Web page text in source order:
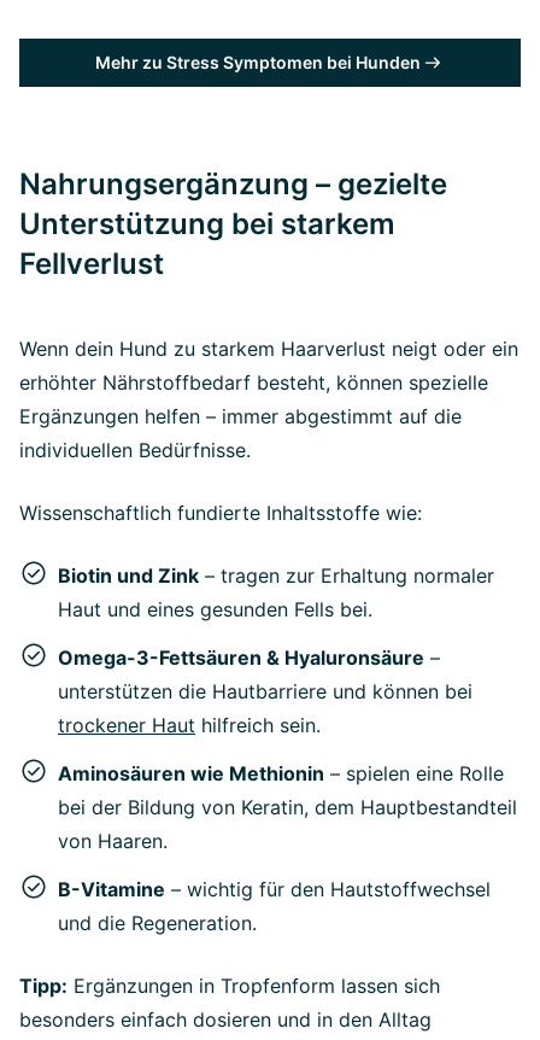
Mehr zu Stress Symptomen bei Hunden
Nahrungsergänzung – gezielte
Unterstützung bei starkem
Fellverlust
Wenn dein Hund zu starkem Haarverlust neigt oder ein
erhöhter Nährstoffbedarf besteht, können spezielle
Ergänzungen helfen – immer abgestimmt auf die
individuellen Bedürfnisse.
Wissenschaftlich fundierte Inhaltsstoffe wie:
Biotin und Zink – tragen zur Erhaltung normaler
Haut und eines gesunden Fells bei.
Omega-3-Fettsäuren & Hyaluronsäure –
unterstützen die Hautbarriere und können bei
trockener Haut hilfreich sein.
Aminosäuren wie Methionin – spielen eine Rolle
bei der Bildung von Keratin, dem Hauptbestandteil
von Haaren.
B-Vitamine – wichtig für den Hautstoffwechsel
und die Regeneration.
Tipp: Ergänzungen in Tropfenform lassen sich
besonders einfach dosieren und in den Alltag